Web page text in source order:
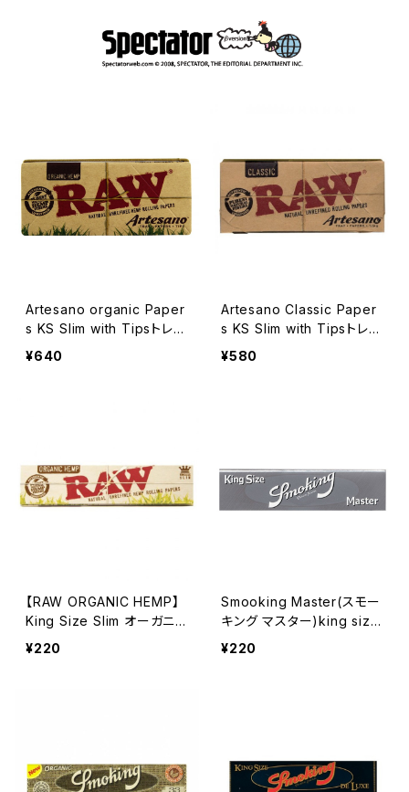
Artesano organic Paper
s KS Slim with Tipsトレイ
付き
¥640
Artesano Classic Paper
s KS Slim with Tipsトレイ
付き
¥580
【RAW ORGANIC HEMP】
King Size Slim オーガニッ
ク・シリーズ/無添加
¥220
Smooking Master(スモー
キング マスター)king size
slim
¥220